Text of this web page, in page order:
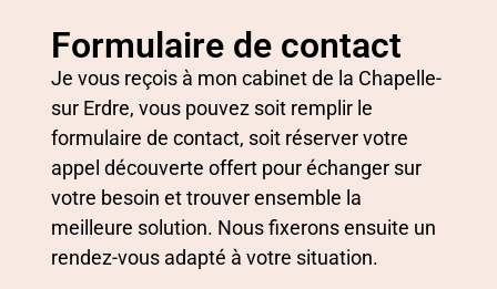
Formulaire de contact
Je vous reçois à mon cabinet de la Chapelle-
sur Erdre, vous pouvez soit remplir le
formulaire de contact, soit réserver votre
appel découverte offert pour échanger sur
votre besoin et trouver ensemble la
meilleure solution. Nous fixerons ensuite un
rendez-vous adapté à votre situation.